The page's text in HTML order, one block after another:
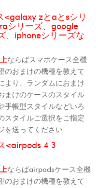
zとaとsシリ
シリーズ、google
、iphoneシリーズな
ならばスマホケース全機
のおまけの機種を教えて
より、ランダムにおまけ
まけのケースのスタイル
手帳型スタイルなどいろ
スタイルご選択をご指定
を送ってください
<airpods 4 3
ならばairpodsケース全機
のおまけの機種を教えて